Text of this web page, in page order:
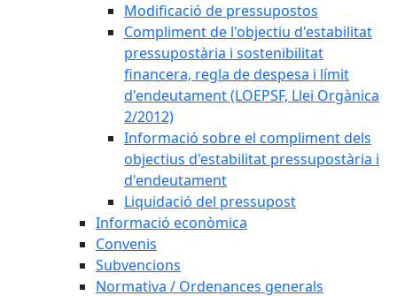
Modificació de pressupostos
Compliment de l'objectiu d'estabilitat
pressupostària i sostenibilitat
financera, regla de despesa i límit
d'endeutament (LOEPSF, Llei Orgànica
2/2012)
Informació sobre el compliment dels
objectius d'estabilitat pressupostària i
d'endeutament
Liquidació del pressupost
Informació econòmica
Convenis
Subvencions
Normativa / Ordenances generals